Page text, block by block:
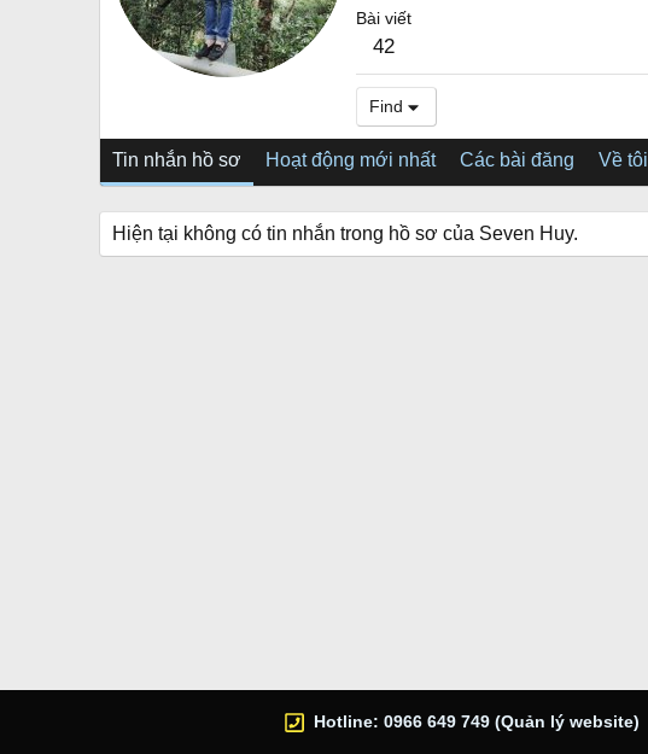
Bài viết
42
Find
Tin nhắn hồ sơ Hoạt động mới nhất Các bài đăng Về tôi
Hiện tại không có tin nhắn trong hồ sơ của Seven Huy.
Hotline: 0966 649 749 (Quản lý website)